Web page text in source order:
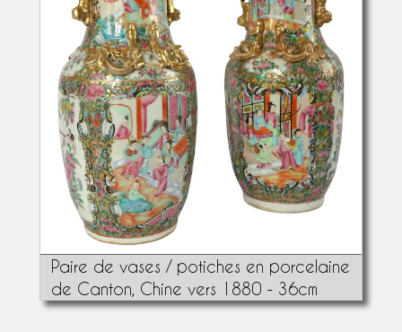
Paire de vases / potiches en porcelaine
de Canton, Chine vers 1880 - 36cm